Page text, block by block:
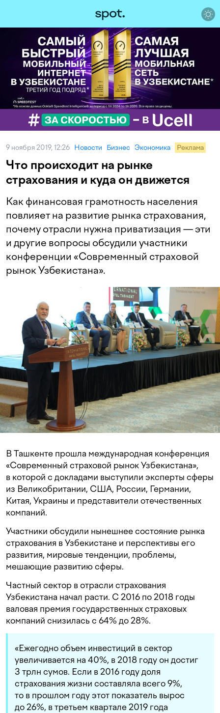
9 ноября 2019, 12:26 Новости Бизнес Экономика Реклама
Что происходит на рынке
страхования и куда он движется
Как финансовая грамотность населения
повлияет на развитие рынка страхования,
почему отрасли нужна приватизация — эти
и другие вопросы обсудили участники
конференции «Современный страховой
рынок Узбекистана».
В Ташкенте прошла международная конференция
«Современный страховой рынок Узбекистана»,
в которой с докладами выступили эксперты сферы
из Великобритании, США, России, Германии,
Китая, Украины и представители отечественных
компаний.
Участники обсудили нынешнее состояние рынка
страхования в Узбекистане и перспективы его
развития, мировые тенденции, проблемы,
мешающие развитию сферы.
Частный сектор в отрасли страхования
Узбекистана начал расти. С 2016 по 2018 годы
валовая премия государственных страховых
компаний снизилась с 64% до 28%.
«Ежегодно объем инвестиций в сектор
увеличивается на 40%, в 2018 году он достиг
3 трлн сумов. Если в 2016 году доля
страхования жизни составляла всего 9%,
то в прошлом году этот показатель вырос
до 26%, в третьем квартале 2019 года